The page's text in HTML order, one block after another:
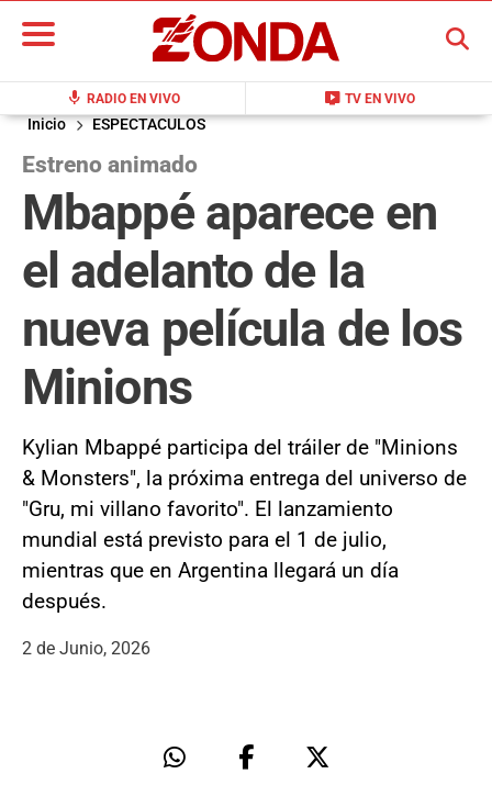
mic RADIO EN VIVO live_tv TV EN VIVO
BUSCAR
Inicio ESPECTACULOS
Estreno animado
Mbappé aparece en
el adelanto de la
nueva película de los
Minions
Kylian Mbappé participa del tráiler de "Minions
& Monsters", la próxima entrega del universo de
"Gru, mi villano favorito". El lanzamiento
mundial está previsto para el 1 de julio,
mientras que en Argentina llegará un día
después.
2 de Junio, 2026